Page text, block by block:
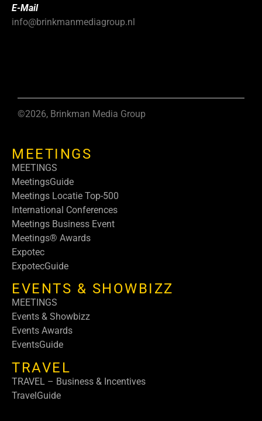
E-Mail
info@brinkmanmediagroup.nl
©2026, Brinkman Media Group
MEETINGS
MEETINGS
MeetingsGuide
Meetings Locatie Top-500
International Conferences
Meetings Business Event
Meetings® Awards
Expotec
ExpotecGuide
EVENTS & SHOWBIZZ
MEETINGS
Events & Showbizz
Events Awards
EventsGuide
TRAVEL
TRAVEL – Business & Incentives
TravelGuide